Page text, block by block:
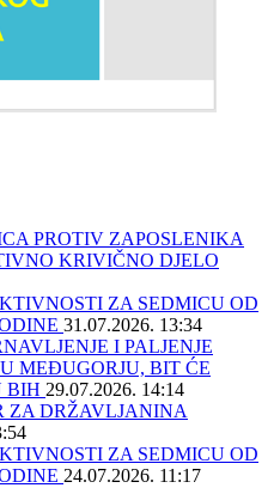
PROTIV ZAPOSLENIKA
KRIVIČNO DJELO
ZA SEDMICU OD
31.07.2026. 13:34
I PALJENJE
MEĐUGORJU, BIT ĆE
BIH 29.07.2026. 14:14
ZA DRŽAVLJANINA
ZA SEDMICU OD
24.07.2026. 11:17